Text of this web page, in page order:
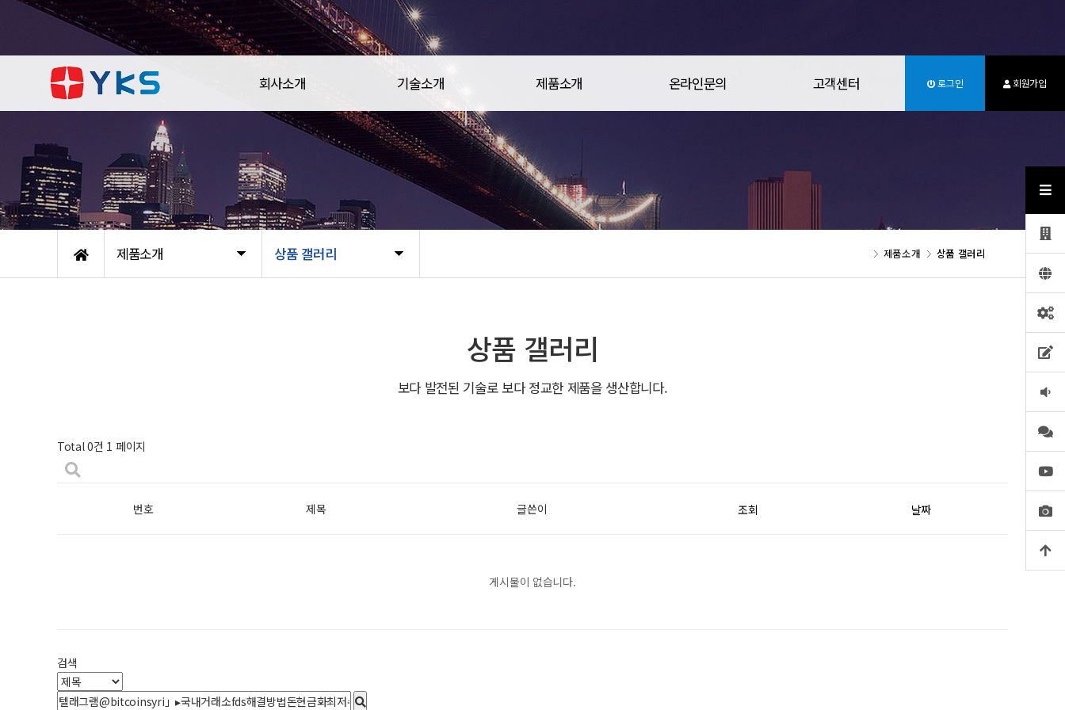
회사소개 기술소개 제품소개 온라인문의 고객센터 로그인 회원가입
제품소개 상품 갤러리 제품소개 상품 갤러리
상품 갤러리
보다 발전된 기술로 보다 정교한 제품을 생산합니다.
Total 0건 1 페이지
번호 제목 글쓴이 조회 날짜
게시물이 없습니다.
검색